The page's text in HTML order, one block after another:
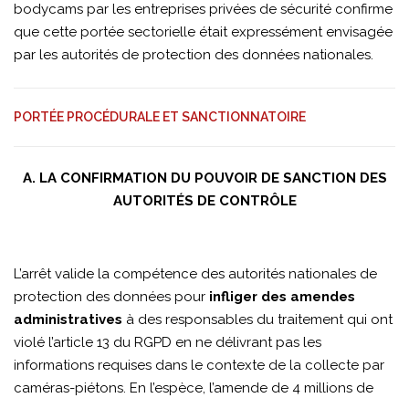
bodycams par les entreprises privées de sécurité confirme
que cette portée sectorielle était expressément envisagée
par les autorités de protection des données nationales.
PORTÉE PROCÉDURALE ET SANCTIONNATOIRE
A. LA CONFIRMATION DU POUVOIR DE SANCTION DES
AUTORITÉS DE CONTRÔLE
L’arrêt valide la compétence des autorités nationales de
protection des données pour infliger des amendes
administratives à des responsables du traitement qui ont
violé l’article 13 du RGPD en ne délivrant pas les
informations requises dans le contexte de la collecte par
caméras-piétons. En l’espèce, l’amende de 4 millions de